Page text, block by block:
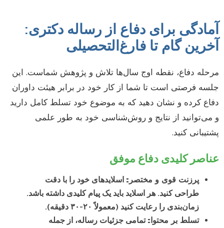
آمادگی برای دفاع از رساله دکتری:
آخرین گام تا فارغ‌التحصیلی
مرحله دفاع، نقطه اوج سال‌ها تلاش و پژوهش شماست. این
جلسه فرصتی است تا شما از کار خود در برابر هیئت داوران
دفاع کرده و نشان دهید که به موضوع خود تسلط کامل دارید
و می‌توانید از نتایج و روش‌شناسی خود به طور علمی
پشتیبانی کنید.
عناصر کلیدی دفاع موفق
پرزنت قوی و مختصر: اسلایدهای خود را با دقت
طراحی کنید. هر اسلاید باید یک پیام کلیدی داشته باشد.
زمان‌بندی را رعایت کنید (معمولاً ۲۰-۳۰ دقیقه).
تسلط بر محتوا: تمامی جزئیات رساله، از جمله